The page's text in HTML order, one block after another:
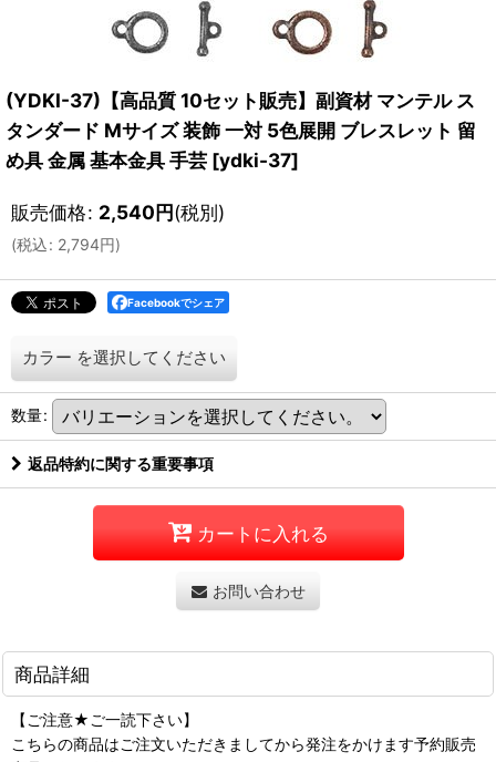
(YDKI-37)【高品質 10セット販売】副資材 マンテル ス
タンダード Mサイズ 装飾 一対 5色展開 ブレスレット 留
め具 金属 基本金具 手芸 [ydki-37]
販売価格: 2,540円(税別)
(税込: 2,794円)
Facebookでシェア
カラー を選択してください
数量:
返品特約に関する重要事項
カートに入れる
お問い合わせ
商品詳細
【ご注意★ご一読下さい】
こちらの商品はご注文いただきましてから発注をかけます予約販売